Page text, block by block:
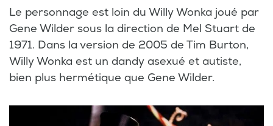
Le personnage est loin du Willy Wonka joué par
Gene Wilder sous la direction de Mel Stuart de
1971. Dans la version de 2005 de Tim Burton,
Willy Wonka est un dandy asexué et autiste,
bien plus hermétique que Gene Wilder.